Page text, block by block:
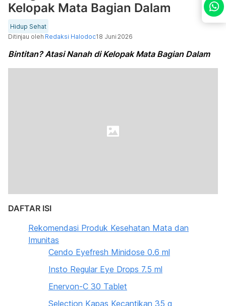
Kelopak Mata Bagian Dalam
Hidup Sehat
Ditinjau oleh Redaksi Halodoc18 Juni 2026
Bintitan? Atasi Nanah di Kelopak Mata Bagian Dalam
DAFTAR ISI
Rekomendasi Produk Kesehatan Mata dan
Imunitas
Cendo Eyefresh Minidose 0.6 ml
Insto Regular Eye Drops 7.5 ml
Enervon-C 30 Tablet
Selection Kapas Kecantikan 35 g